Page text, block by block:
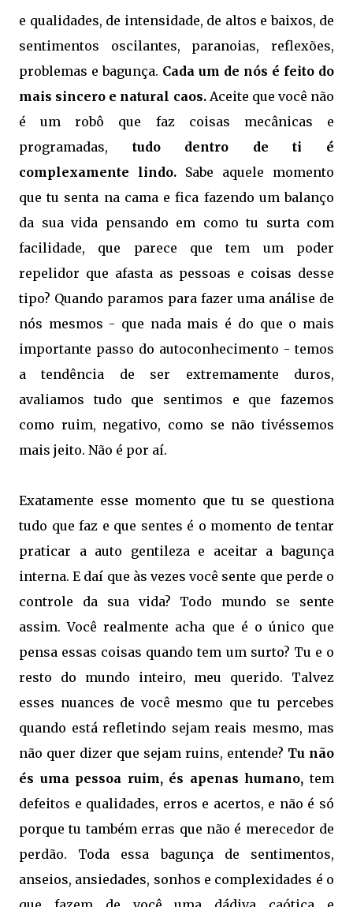
e qualidades, de intensidade, de altos e baixos, de
sentimentos oscilantes, paranoias, reflexões,
problemas e bagunça. Cada um de nós é feito do
mais sincero e natural caos.Aceite que você não
é um robô que faz coisas mecânicas e
programadas, tudo dentro de ti é
complexamente lindo. Sabe aquele momento
que tu senta na cama e fica fazendo um balanço
da sua vida pensando em como tu surta com
facilidade, que parece que tem um poder
repelidor que afasta as pessoas e coisas desse
tipo? Quando paramos para fazer uma análise de
nós mesmos - que nada mais é do que o mais
importante passo do autoconhecimento - temos
a tendência de ser extremamente duros,
avaliamos tudo que sentimos e que fazemos
como ruim, negativo, como se não tivéssemos
mais jeito. Não é por aí.
Exatamente esse momento que tu se questiona
tudo que faz e que sentes é o momento de tentar
praticar a auto gentileza e aceitar a bagunça
interna. E daí que às vezes você sente que perde o
controle da sua vida? Todo mundo se sente
assim. Você realmente acha que é o único que
pensa essas coisas quando tem um surto? Tu e o
resto do mundo inteiro, meu querido. Talvez
esses nuances de você mesmo que tu percebes
quando está refletindo sejam reais mesmo, mas
não quer dizer que sejam ruins, entende? Tu não
és uma pessoa ruim, és apenas humano, tem
defeitos e qualidades, erros e acertos, e não é só
porque tu também erras que não é merecedor de
perdão. Toda essa bagunça de sentimentos,
anseios, ansiedades, sonhos e complexidades é o